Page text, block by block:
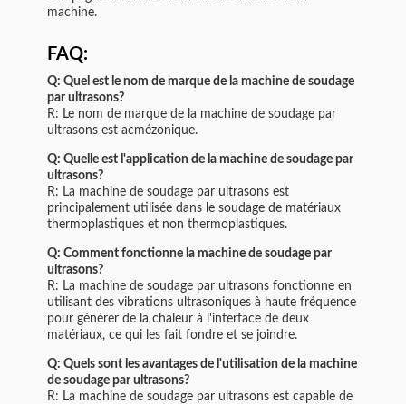
machine.
FAQ:
Q: Quel est le nom de marque de la machine de soudage
par ultrasons?
R: Le nom de marque de la machine de soudage par
ultrasons est acmézonique.
Q: Quelle est l'application de la machine de soudage par
ultrasons?
R: La machine de soudage par ultrasons est
principalement utilisée dans le soudage de matériaux
thermoplastiques et non thermoplastiques.
Q: Comment fonctionne la machine de soudage par
ultrasons?
R: La machine de soudage par ultrasons fonctionne en
utilisant des vibrations ultrasoniques à haute fréquence
pour générer de la chaleur à l'interface de deux
matériaux, ce qui les fait fondre et se joindre.
Q: Quels sont les avantages de l'utilisation de la machine
de soudage par ultrasons?
R: La machine de soudage par ultrasons est capable de